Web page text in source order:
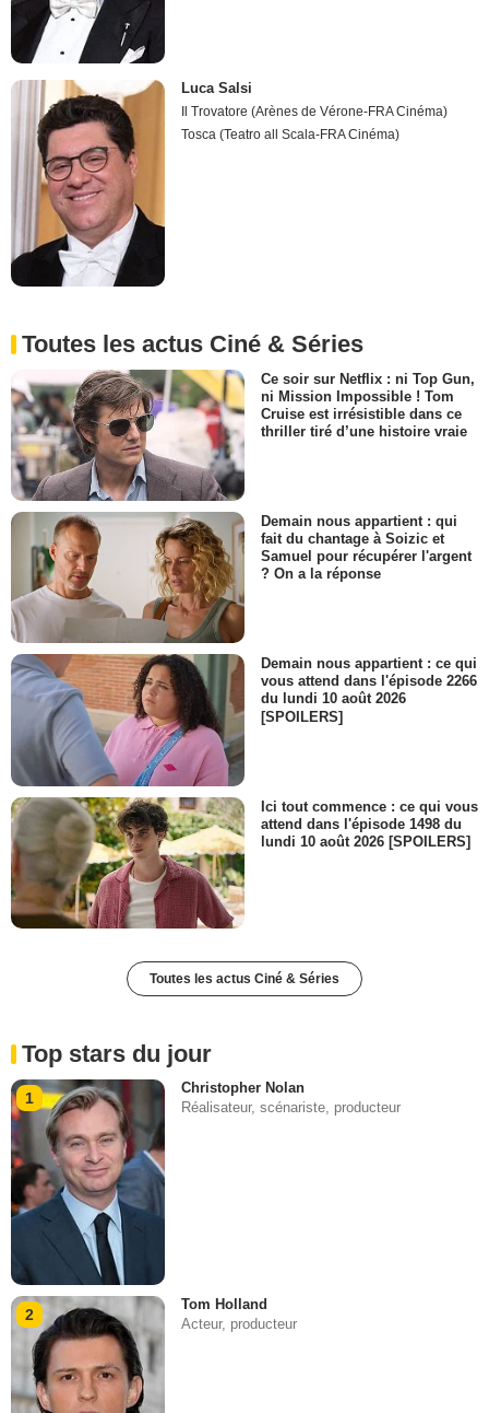
Luca Salsi
Il Trovatore (Arènes de Vérone-FRA Cinéma)
Tosca (Teatro all Scala-FRA Cinéma)
Toutes les actus Ciné & Séries
Ce soir sur Netflix : ni Top Gun,
ni Mission Impossible ! Tom
Cruise est irrésistible dans ce
thriller tiré d’une histoire vraie
Demain nous appartient : qui
fait du chantage à Soizic et
Samuel pour récupérer l'argent
? On a la réponse
Demain nous appartient : ce qui
vous attend dans l'épisode 2266
du lundi 10 août 2026
[SPOILERS]
Ici tout commence : ce qui vous
attend dans l'épisode 1498 du
lundi 10 août 2026 [SPOILERS]
Toutes les actus Ciné & Séries
Top stars du jour
1
Christopher Nolan
Réalisateur, scénariste, producteur
2
Tom Holland
Acteur, producteur